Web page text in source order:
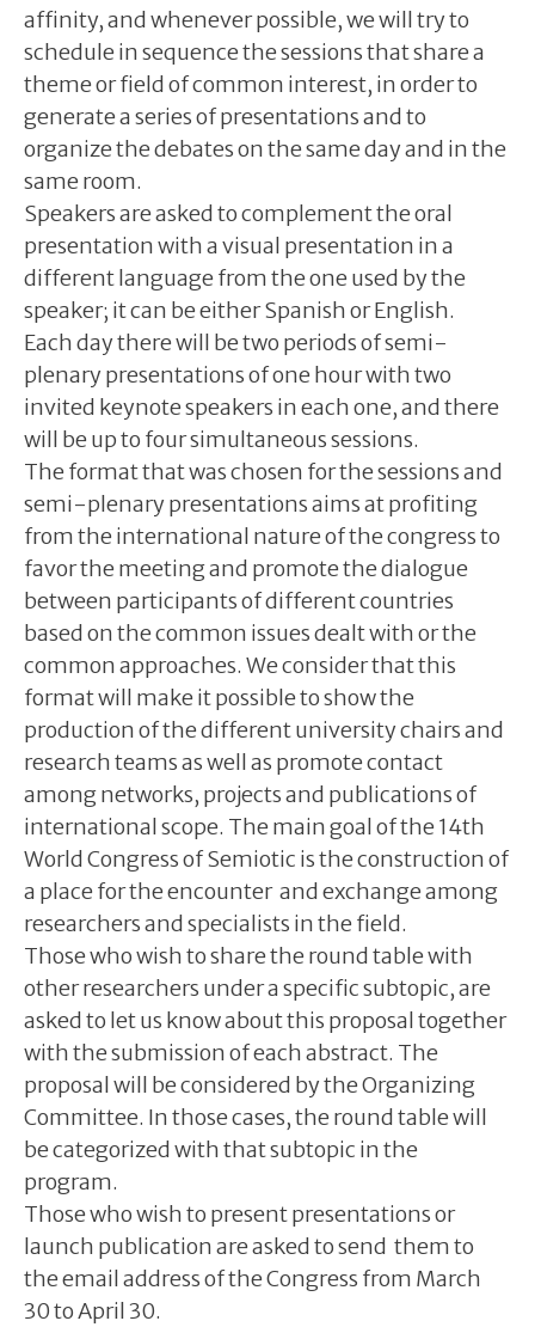
affinity, and whenever possible, we will try to
schedule in sequence the sessions that share a
theme or field of common interest, in order to
generate a series of presentations and to
organize the debates on the same day and in the
same room.
Speakers are asked to complement the oral
presentation with a visual presentation in a
different language from the one used by the
speaker; it can be either Spanish or English.
Each day there will be two periods of semi-
plenary presentations of one hour with two
invited keynote speakers in each one, and there
will be up to four simultaneous sessions.
The format that was chosen for the sessions and
semi-plenary presentations aims at profiting
from the international nature of the congress to
favor the meeting and promote the dialogue
between participants of different countries
based on the common issues dealt with or the
common approaches. We consider that this
format will make it possible to show the
production of the different university chairs and
research teams as well as promote contact
among networks, projects and publications of
international scope. The main goal of the 14th
World Congress of Semiotic is the construction of
a place for the encounter and exchange among
researchers and specialists in the field.
Those who wish to share the round table with
other researchers under a specific subtopic, are
asked to let us know about this proposal together
with the submission of each abstract. The
proposal will be considered by the Organizing
Committee. In those cases, the round table will
be categorized with that subtopic in the
program.
Those who wish to present presentations or
launch publication are asked to send them to
the email address of the Congress from March
30 to April 30.